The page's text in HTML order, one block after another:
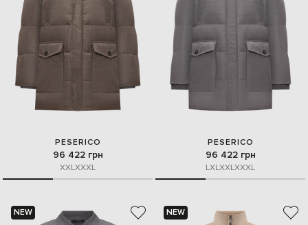
PESERICO
96 422 грн
XXLXXXL
PESERICO
96 422 грн
LXLXXLXXXL
NEW NEW